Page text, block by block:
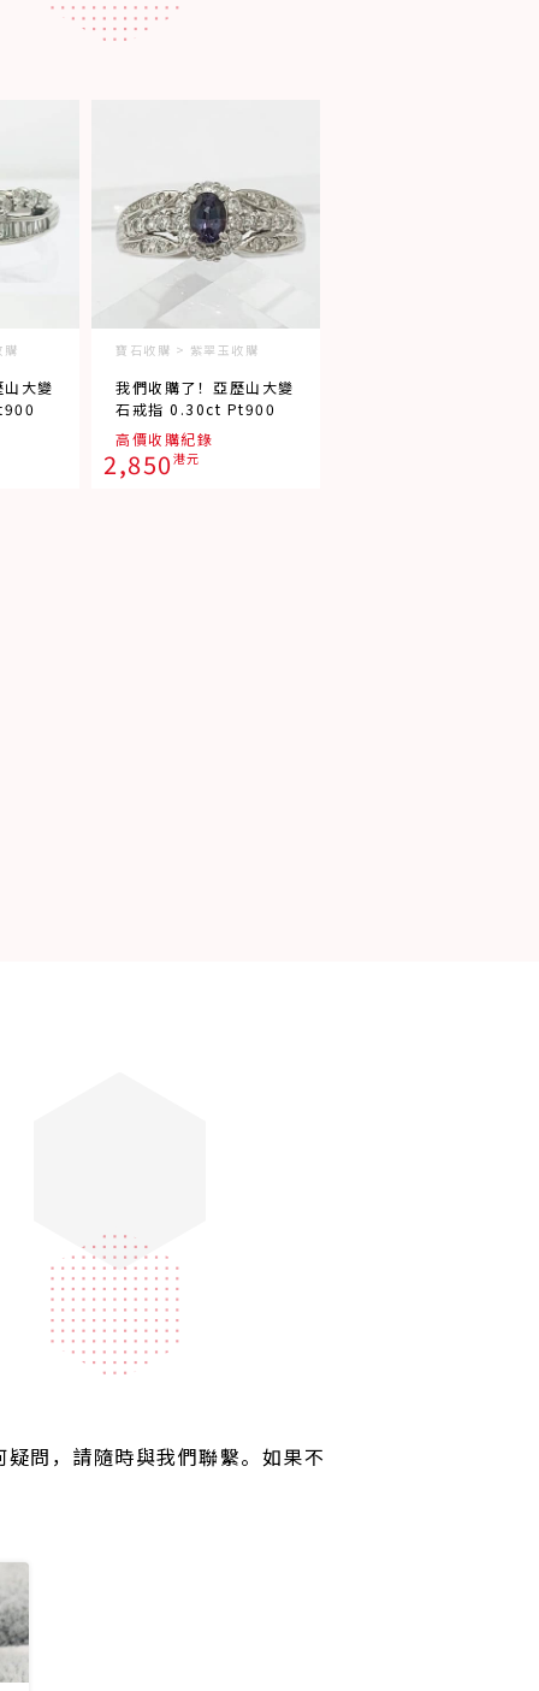
購
大變
寶石收購 > 紫翠玉收購
我們收購了！亞歷山大變
石戒指 0.30ct Pt900
高價收購紀錄
2,850港元
問，請隨時與我們聯繫。如果不